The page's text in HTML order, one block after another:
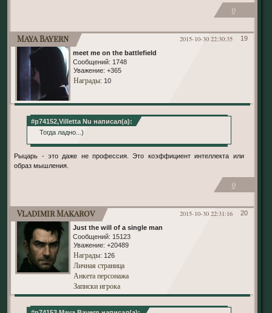
0
19
2015-10-30 22:30:35
Maya Bayern
meet me on the battlefield
Сообщений: 1748
Уважение: +365
Награды: 10
#p74152,Villetta Nu написал(а):
Тогда ладно...)
Рыцарь - это даже не профессия. Это коэффициент интеллекта или
образ мышления.
0
20
2015-10-30 22:31:16
Vladimir Makarov
Just the will of a single man
Сообщений: 15123
Уважение: +20489
Награды: 126
Личная страница
Анкета персонажа
Записки игрока